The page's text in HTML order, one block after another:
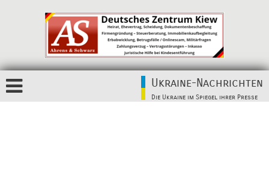
Ukraine-Nachrichten
Die Ukraine im Spiegel ihrer Presse